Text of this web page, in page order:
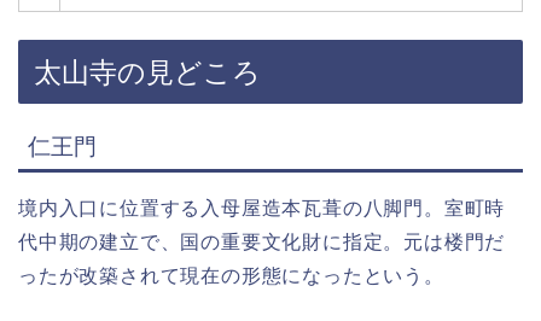
太山寺の見どころ
仁王門
境内入口に位置する入母屋造本瓦葺の八脚門。室町時
代中期の建立で、国の重要文化財に指定。元は楼門だ
ったが改築されて現在の形態になったという。